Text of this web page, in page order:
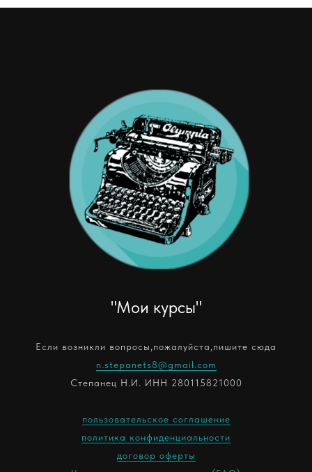
"Мои курсы"
Если возникли вопросы,пожалуйста,пишите сюда
n.stepanets8@gmail.com
Степанец Н.И. ИНН 280115821000
пользовательское соглашение
политика конфиденциальности
договор оферты